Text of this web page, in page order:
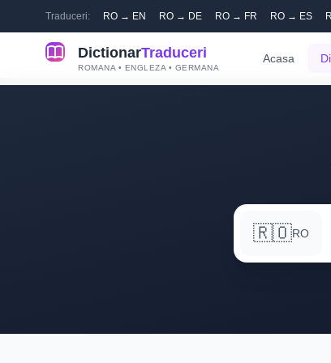
Traduceri: RO → EN RO → DE RO → FR RO → ES
DictionarTraduceri
ROMANA • ENGLEZA • GERMANA
Acasa
🇷🇴RO